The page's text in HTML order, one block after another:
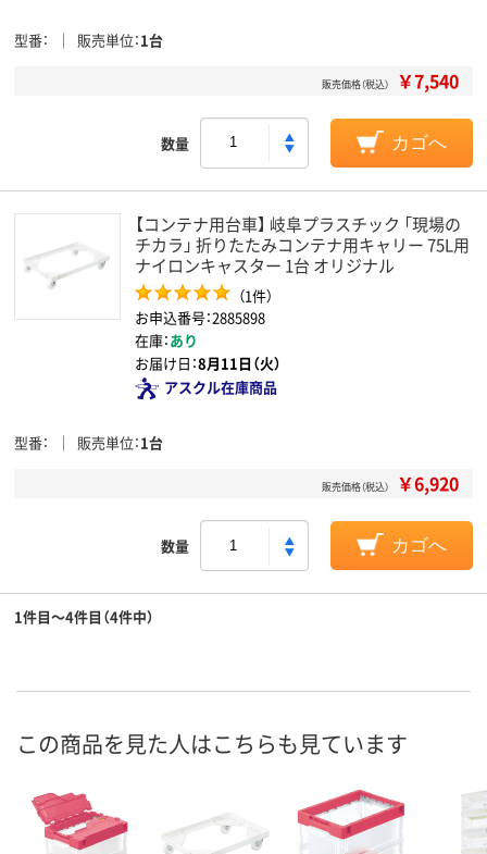
型番 販売単位 1台
販売価格（税込） ￥7,540
数量 カゴへ
【コンテナ用台車】 岐阜プラスチック 「現場の
チカラ」 折りたたみコンテナ用キャリー 75L用
ナイロンキャスター 1台 オリジナル
（1件）
お申込番号：2885898
在庫：あり
お届け日：8月11日（火）
アスクル在庫商品
型番 販売単位 1台
販売価格（税込） ￥6,920
数量 カゴへ
1件目～4件目（4件中）
この商品を見た人はこちらも見ています